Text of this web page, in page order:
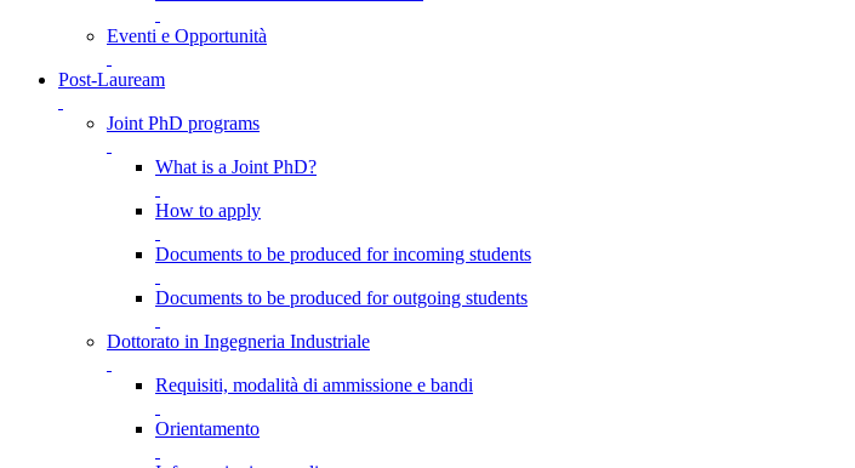
Eventi e Opportunità
Post-Lauream
Joint PhD programs
What is a Joint PhD?
How to apply
Documents to be produced for incoming students
Documents to be produced for outgoing students
Dottorato in Ingegneria Industriale
Requisiti, modalità di ammissione e bandi
Orientamento